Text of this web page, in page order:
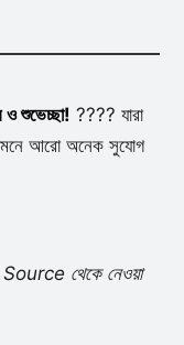
ও শুভেচ্ছা! ???? যারা
আরো অনেক সুযোগ
থেকে নেওয়া